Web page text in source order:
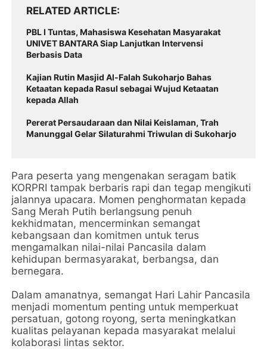
RELATED ARTICLE
PBL I Tuntas, Mahasiswa Kesehatan Masyarakat
UNIVET BANTARA Siap Lanjutkan Intervensi
Berbasis Data
Kajian Rutin Masjid Al-Falah Sukoharjo Bahas
Ketaatan kepada Rasul sebagai Wujud Ketaatan
kepada Allah
Pererat Persaudaraan dan Nilai Keislaman, Trah
Manunggal Gelar Silaturahmi Triwulan di Sukoharjo
Para peserta yang mengenakan seragam batik
KORPRI tampak berbaris rapi dan tegap mengikuti
jalannya upacara. Momen penghormatan kepada
Sang Merah Putih berlangsung penuh
kekhidmatan, mencerminkan semangat
kebangsaan dan komitmen untuk terus
mengamalkan nilai-nilai Pancasila dalam
kehidupan bermasyarakat, berbangsa, dan
bernegara.
Dalam amanatnya, semangat Hari Lahir Pancasila
menjadi momentum penting untuk memperkuat
persatuan, gotong royong, serta meningkatkan
kualitas pelayanan kepada masyarakat melalui
kolaborasi lintas sektor.